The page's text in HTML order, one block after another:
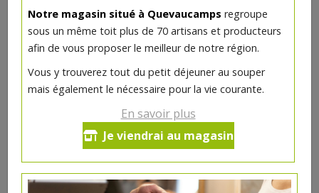
Notre magasin situé à Quevaucamps regroupe
sous un même toit plus de 70 artisans et producteurs
afin de vous proposer le meilleur de notre région.
Vous y trouverez tout du petit déjeuner au souper
mais également le nécessaire pour la vie courante.
En savoir plus
Je viendrai au magasin
Nigelle graines bio 50g
- 1 pc +